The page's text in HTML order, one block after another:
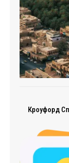
Кроуфорд